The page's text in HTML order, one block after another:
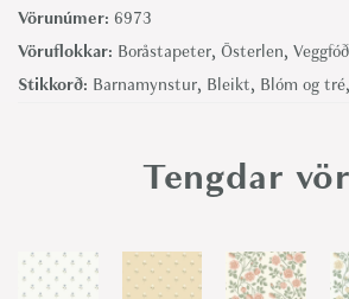
o
n
e
s
Vörunúmer: 6973
Vöruflokkar: Boråstapeter, Österlen,
Stikkorð: Barnamynstur, Bleikt, Blóm og tré,
Tengdar